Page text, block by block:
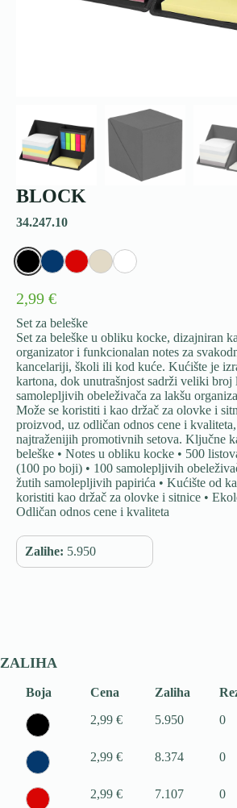
BLOCK
34.247.10
2,99 €
Set za beleške
Set za beleške u obliku kocke, dizajniran
organizator i funkcionalan notes za
kancelariji, školi ili kod kuće. Kućište je
kartona, dok unutrašnjost sadrži veliki broj
samolepljivih obeleživača za lakšu
Može se koristiti i kao držač za olovke i
proizvod, uz odličan odnos cene i
najtraženijih promotivnih setova. Ključne
beleške • Notes u obliku kocke • 500
(100 po boji) • 100 samolepljivih
žutih samolepljivih papirića • Kućište od
koristiti kao držač za olovke i sitnice •
Odličan odnos cene i kvaliteta
Zalihe: 5.950
ZALIHA
Boja Cena Zaliha
2,99 €
5.950 0
2,99 € 8.374 0
2,99 € 7.107 0